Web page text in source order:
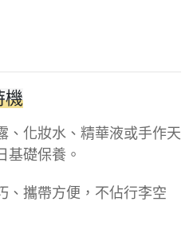
機
、化妝水、精華液或手作天
基礎保養。
、攜帶方便，不佔行李空